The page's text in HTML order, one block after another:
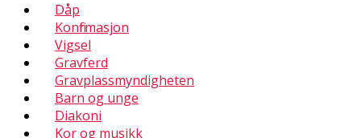
Dåp
Konfirmasjon
Vigsel
Gravferd
Gravplassmyndigheten
Barn og unge
Diakoni
Kor og musikk